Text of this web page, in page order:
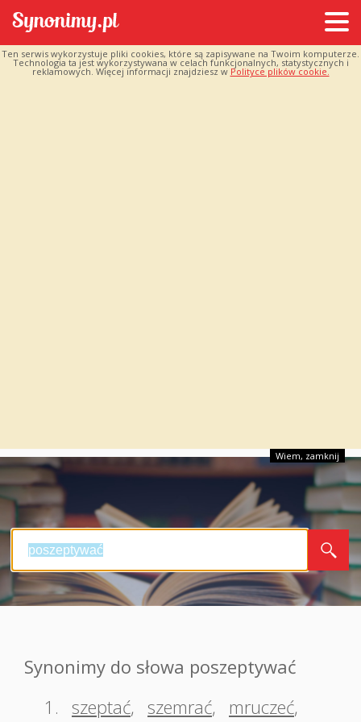
Ten serwis wykorzystuje pliki cookies, które są zapisywane na Twoim komputerze.
Technologia ta jest wykorzystywana w celach funkcjonalnych, statystycznych i
reklamowych. Więcej informacji znajdziesz w Polityce plików cookie.
Wiem, zamknij
Synonimy do słowa poszeptywać
1.
szeptać, szemrać, mruczeć,